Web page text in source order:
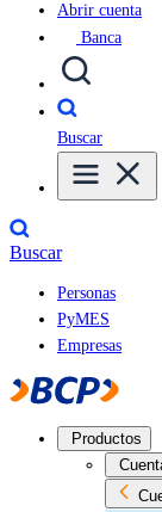
Abrir cuenta
Banca
Buscar
Buscar
Personas
PyMES
Empresas
Productos